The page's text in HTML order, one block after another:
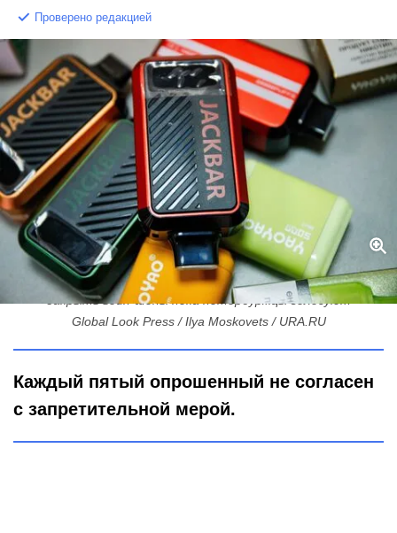
Проверено редакцией
«Запретить нельзя помиловать»: Смольный ищет способ
закрыть вейп-шопы пока петербуржцы голосуют
Global Look Press / Ilya Moskovets / URA.RU
Каждый пятый опрошенный не согласен
с запретительной мерой.